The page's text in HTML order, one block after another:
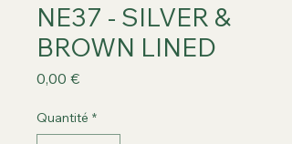
NE37 - SILVER &
BROWN LINED
0,00 €Prix
Quantité *